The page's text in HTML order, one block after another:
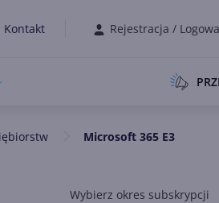
Kontakt Rejestracja /
Microsoft 365 E3
Wybierz okres subskrypcji